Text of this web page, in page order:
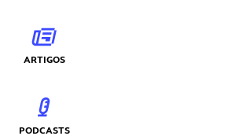
ARTIGOS
PODCASTS